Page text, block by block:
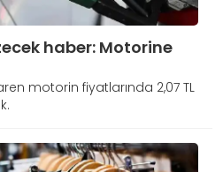
haber: Motorine
motorin fiyatlarında 2,07 TL